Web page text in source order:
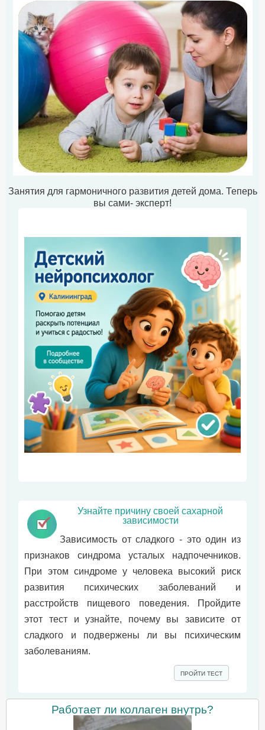
Занятия для гармоничного развития детей дома. Теперь
вы сами- эксперт!
Узнайте причину своей сахарной
зависимости
Зависимость от сладкого - это один из
признаков синдрома усталых надпочечников.
При этом синдроме у человека высокий риск
развития психических заболеваний и
расстройств пищевого поведения. Пройдите
этот тест и узнайте, почему вы зависите от
сладкого и подвержены ли вы психическим
заболеваниям.
ПРОЙТИ ТЕСТ
Работает ли коллаген внутрь?